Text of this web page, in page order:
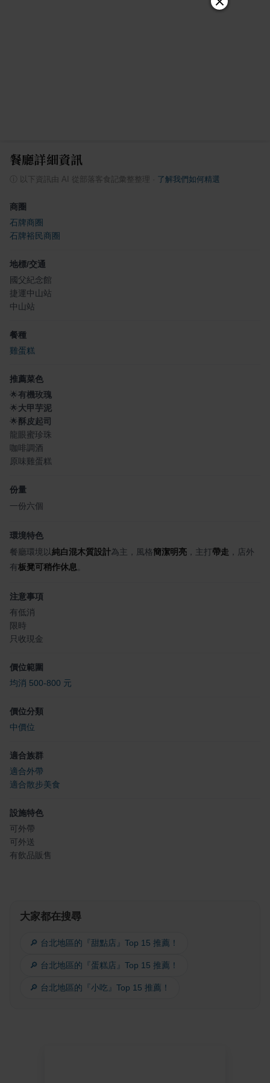
餐廳詳細資訊
以下資訊由 AI 從部落客食記彙整整理 了解我們如何精選
商圈
石牌商圈
石牌裕民商圈
地標/交通
國父紀念館
捷運中山站
中山站
餐種
雞蛋糕
推薦菜色
🌟有機玫瑰
🌟大甲芋泥
🌟酥皮起司
龍眼蜜珍珠
咖啡調酒
原味雞蛋糕
份量
一份六個
環境特色
餐廳環境以純白混木質設計為主，風格簡潔明亮 ，主打帶走 ，店外
有板凳可稍作休息
注意事項
有低消
限時
只收現金
價位範圍
均消 500-800 元
價位分類
中價位
適合族群
適合外帶
適合散步美食
設施特色
可外帶
可外送
有飲品販售
大家都在搜尋
🔎 台北地區的『甜點店』Top 15 推薦！
🔎 台北地區的『蛋糕店』Top 15 推薦！
🔎 台北地區的『小吃』Top 15 推薦！